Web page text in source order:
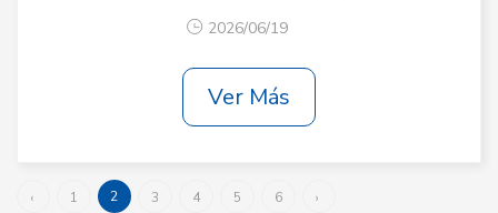
2026/06/19
Ver Más
‹ 1 2 3 4 5 6 ›